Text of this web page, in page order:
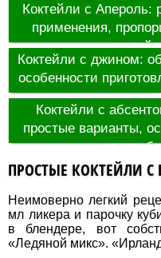
Коктейли с Апероль:
применения,
Коктейли с джином:
особенности
Коктейли с
простые варианты,
ПРОСТЫЕ КОКТЕЙЛИ С
Неимоверно легкий
мл ликера и парочку
в блендере, вот
«Ледяной микс».